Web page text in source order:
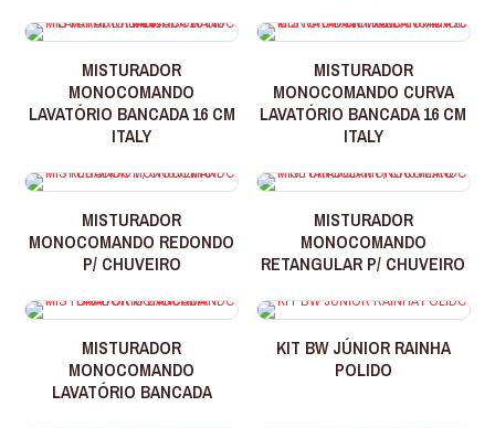
MISTURADOR
MONOCOMANDO
LAVATÓRIO BANCADA 16 CM
ITALY
MISTURADOR
MONOCOMANDO CURVA
LAVATÓRIO BANCADA 16 CM
ITALY
MISTURADOR
MONOCOMANDO REDONDO
P/ CHUVEIRO
MISTURADOR
MONOCOMANDO
RETANGULAR P/ CHUVEIRO
MISTURADOR
MONOCOMANDO
LAVATÓRIO BANCADA
KIT BW JÚNIOR RAINHA
POLIDO